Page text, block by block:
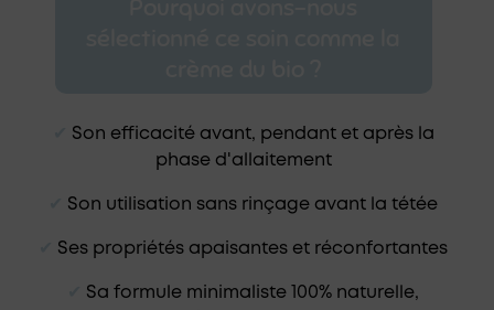
Son efficacité avant, pendant et après la
phase d'allaitement
Son utilisation sans rinçage avant la tétée
Ses propriétés apaisantes et réconfortantes
Sa formule minimaliste 100% naturelle,